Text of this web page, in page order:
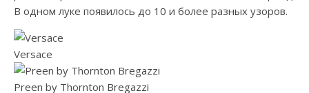
В одном луке появилось до 10 и более разных узоров.
Versace
Preen by Thornton Bregazzi